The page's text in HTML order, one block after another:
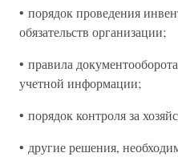
• порядок проведения
обязательств организации;
• правила
учетной информации;
• порядок контроля за
• другие решения,